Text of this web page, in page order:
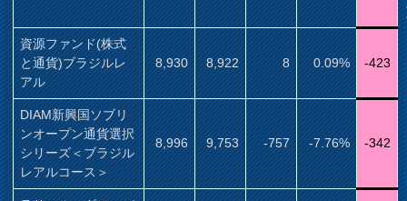
資源ファンド(株式
と通貨)ブラジルレ
アル
8,930 8,922 8 0.09% -423
DIAM新興国ソブリ
ンオープン通貨選択
シリーズ＜ブラジル
レアルコース＞
8,996 9,753 -757 -7.76% -342